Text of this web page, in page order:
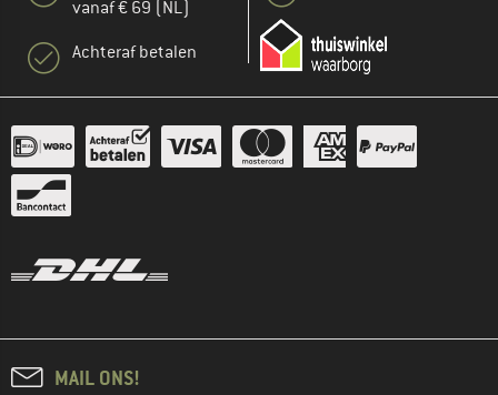
vanaf € 69 (NL)
Achteraf betalen
MAIL ONS!